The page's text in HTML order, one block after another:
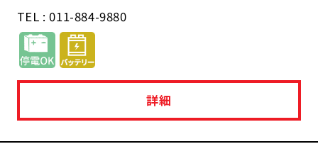
TEL : 011-884-9880
詳細